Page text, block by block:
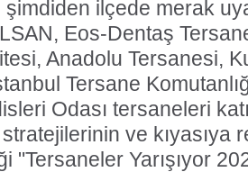
ilçede merak
Eos-Dentaş
Anadolu Tersanesi,
Tersane
Odası tersaneleri
ve kıyasıya
"Tersaneler Yarışıyor